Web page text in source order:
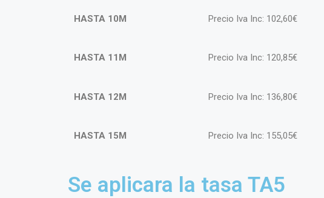
HASTA 10M Precio Iva Inc: 102,60€
HASTA 11M Precio Iva Inc: 120,85€
HASTA 12M Precio Iva Inc: 136,80€
HASTA 15M Precio Iva Inc: 155,05€
Se aplicara la tasa TA5